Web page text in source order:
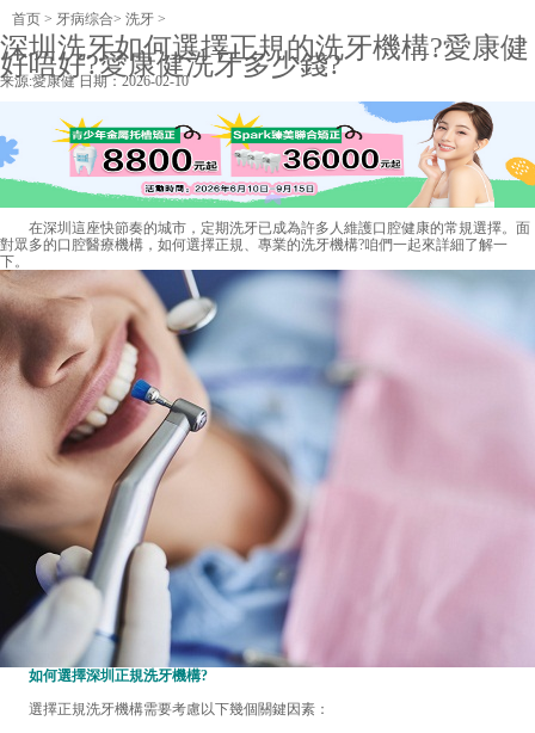
首页 > 牙病综合> 洗牙 >
深圳洗牙如何選擇正規的洗牙機構?愛康健
好唔好?愛康健洗牙多少錢?
来源:愛康健日期：2026-02-10
在深圳這座快節奏的城市，定期洗牙已成為許多人維護口腔健康的常規選擇。面
對眾多的口腔醫療機構，如何選擇正規、專業的洗牙機構?咱們一起來詳細了解一
下。
如何選擇深圳正規洗牙機構?
選擇正規洗牙機構需要考慮以下幾個關鍵因素：